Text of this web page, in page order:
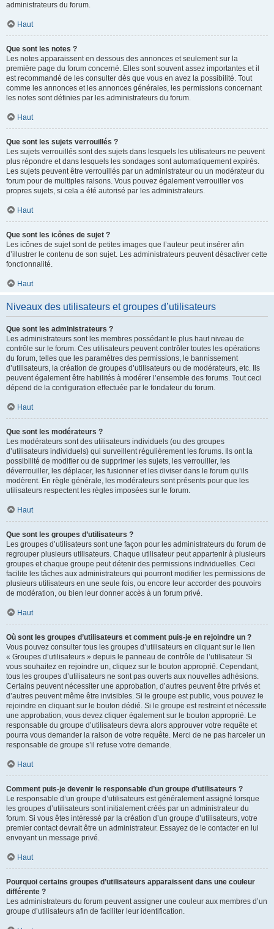
administrateurs du forum.
Haut
Que sont les notes ?
Les notes apparaissent en dessous des annonces et seulement sur la
première page du forum concerné. Elles sont souvent assez importantes et il
est recommandé de les consulter dès que vous en avez la possibilité. Tout
comme les annonces et les annonces générales, les permissions concernant
les notes sont définies par les administrateurs du forum.
Haut
Que sont les sujets verrouillés ?
Les sujets verrouillés sont des sujets dans lesquels les utilisateurs ne peuvent
plus répondre et dans lesquels les sondages sont automatiquement expirés.
Les sujets peuvent être verrouillés par un administrateur ou un modérateur du
forum pour de multiples raisons. Vous pouvez également verrouiller vos
propres sujets, si cela a été autorisé par les administrateurs.
Haut
Que sont les icônes de sujet ?
Les icônes de sujet sont de petites images que l’auteur peut insérer afin
d’illustrer le contenu de son sujet. Les administrateurs peuvent désactiver cette
fonctionnalité.
Haut
Niveaux des utilisateurs et groupes d’utilisateurs
Que sont les administrateurs ?
Les administrateurs sont les membres possédant le plus haut niveau de
contrôle sur le forum. Ces utilisateurs peuvent contrôler toutes les opérations
du forum, telles que les paramètres des permissions, le bannissement
d’utilisateurs, la création de groupes d’utilisateurs ou de modérateurs, etc. Ils
peuvent également être habilités à modérer l’ensemble des forums. Tout ceci
dépend de la configuration effectuée par le fondateur du forum.
Haut
Que sont les modérateurs ?
Les modérateurs sont des utilisateurs individuels (ou des groupes
d’utilisateurs individuels) qui surveillent régulièrement les forums. Ils ont la
possibilité de modifier ou de supprimer les sujets, les verrouiller, les
déverrouiller, les déplacer, les fusionner et les diviser dans le forum qu’ils
modèrent. En règle générale, les modérateurs sont présents pour que les
utilisateurs respectent les règles imposées sur le forum.
Haut
Que sont les groupes d’utilisateurs ?
Les groupes d’utilisateurs sont une façon pour les administrateurs du forum de
regrouper plusieurs utilisateurs. Chaque utilisateur peut appartenir à plusieurs
groupes et chaque groupe peut détenir des permissions individuelles. Ceci
facilite les tâches aux administrateurs qui pourront modifier les permissions de
plusieurs utilisateurs en une seule fois, ou encore leur accorder des pouvoirs
de modération, ou bien leur donner accès à un forum privé.
Haut
Où sont les groupes d’utilisateurs et comment puis-je en rejoindre un ?
Vous pouvez consulter tous les groupes d’utilisateurs en cliquant sur le lien
« Groupes d’utilisateurs » depuis le panneau de contrôle de l’utilisateur. Si
vous souhaitez en rejoindre un, cliquez sur le bouton approprié. Cependant,
tous les groupes d’utilisateurs ne sont pas ouverts aux nouvelles adhésions.
Certains peuvent nécessiter une approbation, d’autres peuvent être privés et
d’autres peuvent même être invisibles. Si le groupe est public, vous pouvez le
rejoindre en cliquant sur le bouton dédié. Si le groupe est restreint et nécessite
une approbation, vous devez cliquer également sur le bouton approprié. Le
responsable du groupe d’utilisateurs devra alors approuver votre requête et
pourra vous demander la raison de votre requête. Merci de ne pas harceler un
responsable de groupe s’il refuse votre demande.
Haut
Comment puis-je devenir le responsable d’un groupe d’utilisateurs ?
Le responsable d’un groupe d’utilisateurs est généralement assigné lorsque
les groupes d’utilisateurs sont initialement créés par un administrateur du
forum. Si vous êtes intéressé par la création d’un groupe d’utilisateurs, votre
premier contact devrait être un administrateur. Essayez de le contacter en lui
envoyant un message privé.
Haut
Pourquoi certains groupes d’utilisateurs apparaissent dans une couleur
différente ?
Les administrateurs du forum peuvent assigner une couleur aux membres d’un
groupe d’utilisateurs afin de faciliter leur identification.